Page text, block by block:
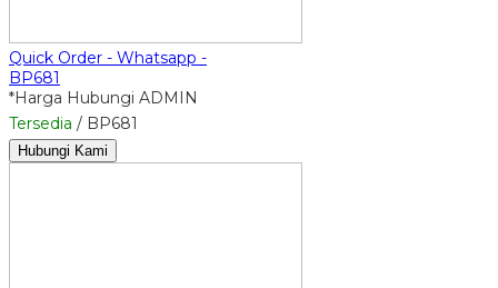
Quick Order - Whatsapp -
BP681
*Harga Hubungi ADMIN
Tersedia / BP681
Hubungi Kami